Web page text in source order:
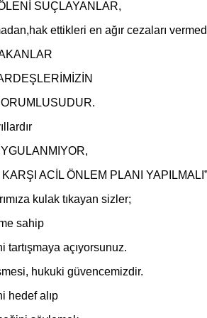
SUÇLAYANLAR,
ettikleri en ağır cezaları
ACİL ÖNLEM PLANI
kulak tıkayan sizler;
sahip
tartışmaya açıyorsunuz.
hukuki güvencemizdir.
hedef alıp